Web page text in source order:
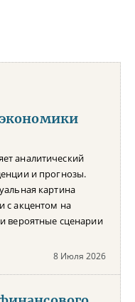
аналитический
и прогнозы.
картина
с акцентом на
вероятные сценарии
8 Июля 2026